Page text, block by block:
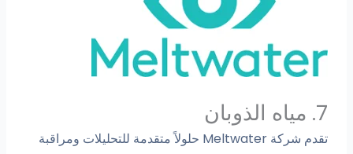
7. مياه الذوبان
تقدم شركة Meltwater حلولاً متقدمة للتحليلات ومراقبة